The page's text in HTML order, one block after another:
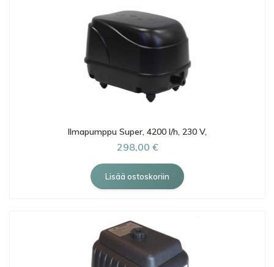
Ilmapumppu Super, 4200 l/h, 230 V,
298,00 €